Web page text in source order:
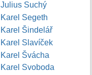
Julius Suchý
Karel Segeth
Karel Šindelář
Karel Slavíček
Karel Švácha
Karel Svoboda